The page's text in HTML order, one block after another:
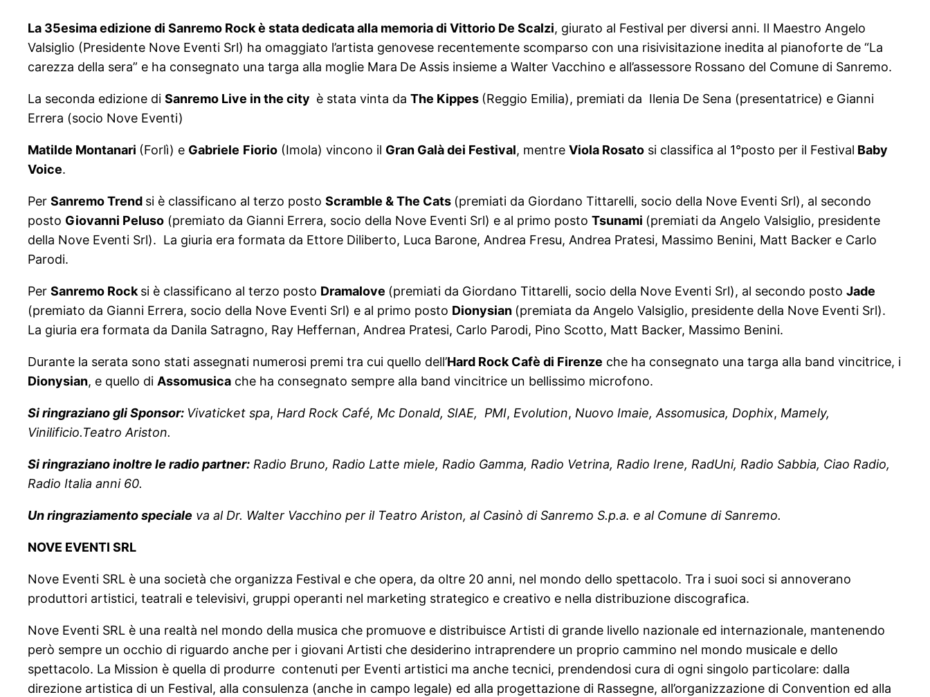
La 35esima edizione di Sanremo Rock è stata dedicata alla memoria di Vittorio De Scalzi, giurato al Festival per diversi anni. Il Maestro Angelo
Valsiglio (Presidente Nove Eventi Srl) ha omaggiato l’artista genovese recentemente scomparso con una risivisitazione inedita al pianoforte de “La
carezza della sera” e ha consegnato una targa alla moglie Mara De Assis insieme a Walter Vacchino e all’assessore Rossano del Comune di Sanremo.
La seconda edizione di Sanremo Live in the city è stata vinta da The Kippes (Reggio Emilia), premiati da Ilenia De Sena (presentatrice) e Gianni
Errera (socio Nove Eventi)
Matilde Montanari (Forlì) e Gabriele Fiorio (Imola) vincono il Gran Galà dei Festival, mentre Viola Rosato si classifica al 1°posto per il Festival Baby
Voice.
Per Sanremo Trend si è classificano al terzo posto Scramble & The Cats (premiati da Giordano Tittarelli, socio della Nove Eventi Srl), al secondo
posto Giovanni Peluso (premiato da Gianni Errera, socio della Nove Eventi Srl) e al primo posto Tsunami (premiati da Angelo Valsiglio, presidente
della Nove Eventi Srl). La giuria era formata da Ettore Diliberto, Luca Barone, Andrea Fresu, Andrea Pratesi, Massimo Benini, Matt Backer e Carlo
Parodi.
Per Sanremo Rocksi è classificano al terzo posto Dramalove (premiati da Giordano Tittarelli, socio della Nove Eventi Srl), al secondo posto Jade
(premiato da Gianni Errera, socio della Nove Eventi Srl) e al primo posto Dionysian (premiata da Angelo Valsiglio, presidente della Nove Eventi Srl).
La giuria era formata da Danila Satragno, Ray Heffernan, Andrea Pratesi, Carlo Parodi, Pino Scotto, Matt Backer, Massimo Benini.
Durante la serata sono stati assegnati numerosi premi tra cui quello dell’Hard Rock Cafè di Firenze che ha consegnato una targa alla band vincitrice, i
Dionysian, e quello di Assomusica che ha consegnato sempre alla band vincitrice un bellissimo microfono.
Si ringraziano gli Sponsor: Vivaticket spa, Hard Rock Café, Mc Donald, SIAE, PMI, Evolution, Nuovo Imaie, Assomusica, Dophix, Mamely,
Vinilificio.Teatro Ariston.
Si ringraziano inoltre le radio partner: Radio Bruno, Radio Latte miele, Radio Gamma, Radio Vetrina, Radio Irene, RadUni, Radio Sabbia, Ciao Radio,
Radio Italia anni 60.
Un ringraziamento speciale va al Dr. Walter Vacchino per il Teatro Ariston, al Casinò di Sanremo S.p.a. e al Comune di Sanremo.
NOVE EVENTI SRL
Nove Eventi SRL è una società che organizza Festival e che opera, da oltre 20 anni, nel mondo dello spettacolo. Tra i suoi soci si annoverano
produttori artistici, teatrali e televisivi, gruppi operanti nel marketing strategico e creativo e nella distribuzione discografica.
Nove Eventi SRL è una realtà nel mondo della musica che promuove e distribuisce Artisti di grande livello nazionale ed internazionale, mantenendo
però sempre un occhio di riguardo anche per i giovani Artisti che desiderino intraprendere un proprio cammino nel mondo musicale e dello
spettacolo. La Mission è quella di produrre contenuti per Eventi artistici ma anche tecnici, prendendosi cura di ogni singolo particolare: dalla
direzione artistica di un Festival, alla consulenza (anche in campo legale) ed alla progettazione di Rassegne, all’organizzazione di Convention ed alla